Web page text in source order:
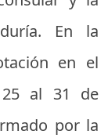
En la
en el
al 31 de
por la